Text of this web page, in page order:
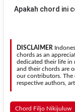
kebutuhan.
Transpose
Apakah chord ini
DISCLAIMER
chords as an
dedicated their life in
and their chords are
our contributors. The
respective authors,
Chord Filjo Nikijuluw